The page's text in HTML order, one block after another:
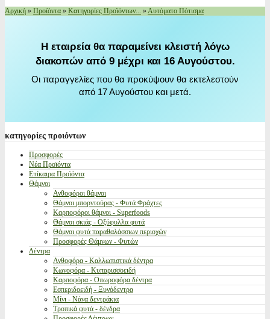
Αρχική » Προϊόντα » Κατηγορίες Προϊόντων... »Αυτόματο Πότισμα
Η εταιρεία θα παραμείνει κλειστή λόγω
διακοπών από 9 μέχρι και 16 Αυγούστου.
Οι παραγγελίες που θα προκύψουν θα εκτελεστούν
από 17 Αυγούστου και μετά.
κατηγορίες προιόντων
Προσφορές
Νέα Προϊόντα
Επίκαιρα Προϊόντα
Θάμνοι
Ανθοφόροι θάμνοι
Θάμνοι μπορντούρας - Φυτά Φράχτες
Καρποφόροι θάμνοι - Superfoods
Θάμνοι σκιάς - Οξύφυλλα φυτά
Θάμνοι φυτά παραθαλάσσιων περιοχών
Προσφορές Θάμνων - Φυτών
Δέντρα
Ανθοφόρα - Καλλωπιστικά δέντρα
Κωνοφόρα - Κυπαρισσοειδή
Καρποφόρα - Οπωροφόρα δέντρα
Εσπεριδοειδή - Ξυνόδεντρα
Μίνι - Νάνα δεντράκια
Τροπικά φυτά - δένδρα